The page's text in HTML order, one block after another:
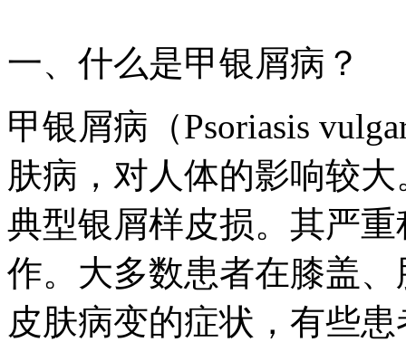
一、什么是甲银屑病？
甲银屑病（Psoriasis
肤病，对人体的影响较
典型银屑样皮损。其严
作。大多数患者在膝盖
皮肤病变的症状，有些